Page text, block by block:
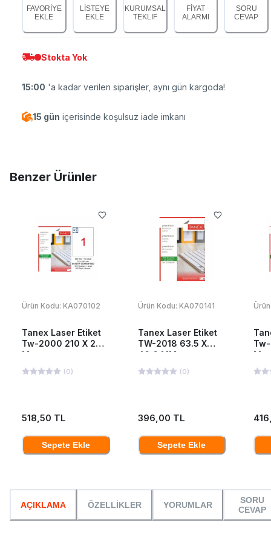
FAVORİYE
EKLE
LİSTEYE
EKLE
KURUMSAL
TEKLİF
FİYAT
ALARMI
SORU
CEVAP
Stokta Yok
15:00 'a kadar verilen siparişler, aynı gün kargoda!
15 gün içerisinde koşulsuz iade imkanı
Benzer Ürünler
Ürün Kodu: KA070102
Tanex Laser Etiket
Tw-2000 210 X 297
Mm
(0)
518,50 TL
Sepete Ekle
Ürün Kodu: KA070141
Tanex Laser Etiket
TW-2018 63.5 X
46.6 MM
(0)
396,00 TL
Sepete Ekle
Mm
AÇIKLAMA ÖZELLİKLER YORUMLAR
SORU
CEVAP